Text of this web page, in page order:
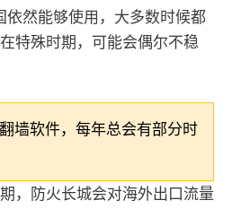
然能够使用，大多数时候都
特殊时期，可能会偶尔不稳
墙软件，每年总会有部分时
，防火长城会对海外出口流量